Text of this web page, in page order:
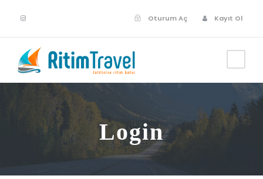
Oturum Aç Kayıt Ol
Login